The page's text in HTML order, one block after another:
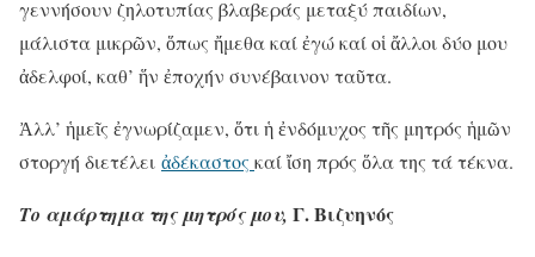
γεννήσουν ζηλοτυπίας βλαβεράς μεταξύ παιδίων,
μάλιστα μικρῶν, ὅπως ἤμεθα καί ἐγώ καί οἱ ἄλλοι δύο μου
ἀδελφοί, καθ’ ἥν ἐποχήν συνέβαινον ταῦτα.
Ἀλλ’ ἡμεῖς ἐγνωρίζαμεν, ὅτι ἡ ἐνδόμυχος τῆς μητρός ἡμῶν
στοργή διετέλει ἀδέκαστος καί ἴση πρός ὅλα της τά τέκνα.
Το αμάρτημα της μητρός μου, Γ. Βιζυηνός